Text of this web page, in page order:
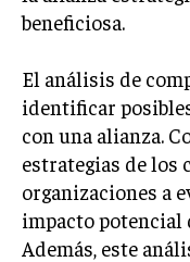
ANALÍTICA
ESTRATEGIA
EMPRESAS
GESTIÓN DEL
NEGOCIACIÓN
beneficiosa.
El análisis de
identificar
con una alianza.
estrategias de los
organizaciones a
impacto potencial
Además, este